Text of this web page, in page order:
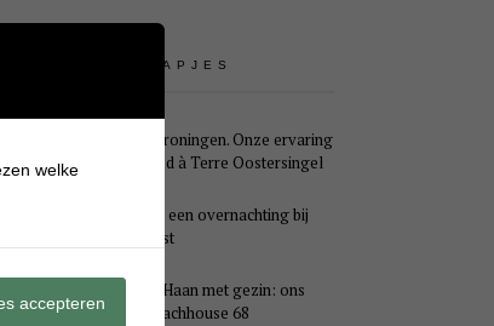
UITSTAPJES
Weekendje Groningen. Onze ervaring
met B&B Pied à Terre Oostersingel
Genieten van een overnachting bij
B&B Landlust
Midweek De Haan met gezin: ons
verblijf in Beachhouse 68
welke
accepteren